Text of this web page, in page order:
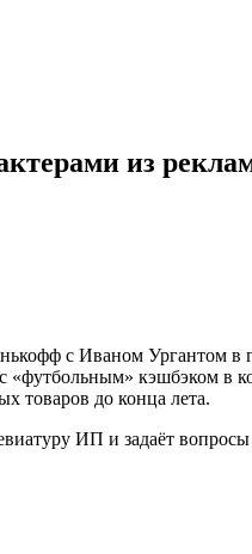
из
с Иваном Ургантом
«футбольным» кэшбэком
товаров до конца лета.
ИП и задаёт